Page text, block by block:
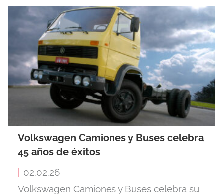
Volkswagen Camiones y Buses celebra
45 años de éxitos
| 02.02.26
Volkswagen Camiones y Buses celebra su